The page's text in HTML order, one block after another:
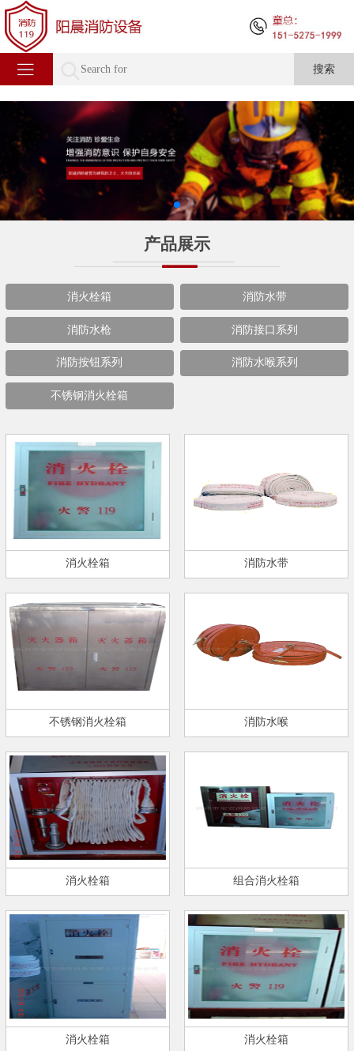
产品展示
消火栓箱 消防水带
消防水枪 消防接口系列
消防按钮系列 消防水喉系列
不锈钢消火栓箱
消火栓箱 消防水带
不锈钢消火栓箱 消防水喉
消火栓箱 组合消火栓箱
消火栓箱 消火栓箱